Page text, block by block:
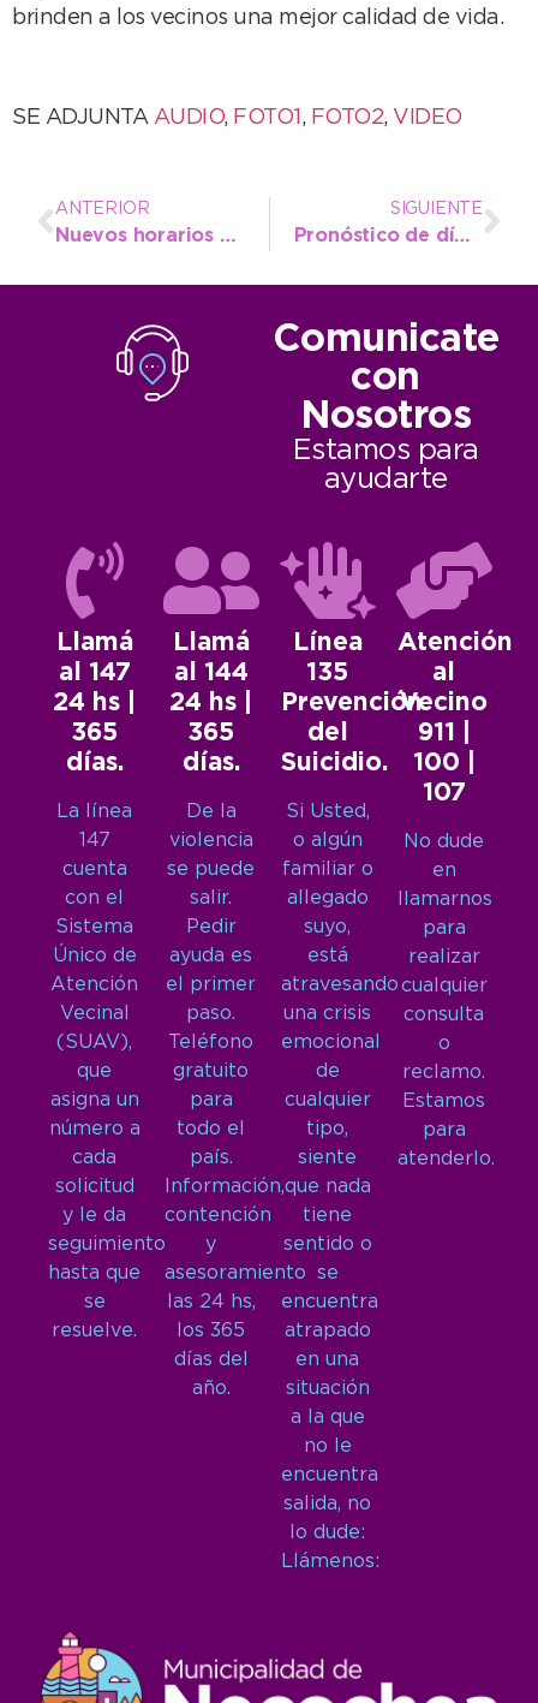
brinden a los vecinos una mejor calidad de vida.
SE ADJUNTA AUDIO, FOTO1 , FOTO2, VIDEO
ANTERIOR
Nuevos horarios para solicitar turnos en el Hospital “Emilio Ferreyra”
SIGUIENTE
Pronóstico de día muy frío y lluvioso
Comunicate
con
Nosotros
Estamos para
ayudarte
Llamá
al 147
24 hs |
365
días.
La línea
147
cuenta
con el
Sistema
Único de
Atención
Vecinal
(SUAV),
que
asigna un
número a
cada
solicitud
y le da
seguimiento
hasta que
se
resuelve.
Llamá
al 144
24 hs |
365
días.
De la
violencia
se puede
salir.
Pedir
ayuda es
el primer
paso.
Teléfono
gratuito
para
todo el
país.
Información,
contención
y
asesoramiento
las 24 hs,
los 365
días del
año.
Línea
135
Prevención
del
Suicidio.
Si Usted,
o algún
familiar o
allegado
suyo,
está
atravesando
una crisis
emocional
de
cualquier
tipo,
siente
que nada
tiene
sentido o
se
encuentra
atrapado
en una
situación
a la que
no le
encuentra
salida, no
lo dude:
Llámenos:
Atención
al
Vecino
911 |
100 |
107
No dude
en
llamarnos
para
realizar
cualquier
consulta
o
reclamo.
Estamos
para
atenderlo.